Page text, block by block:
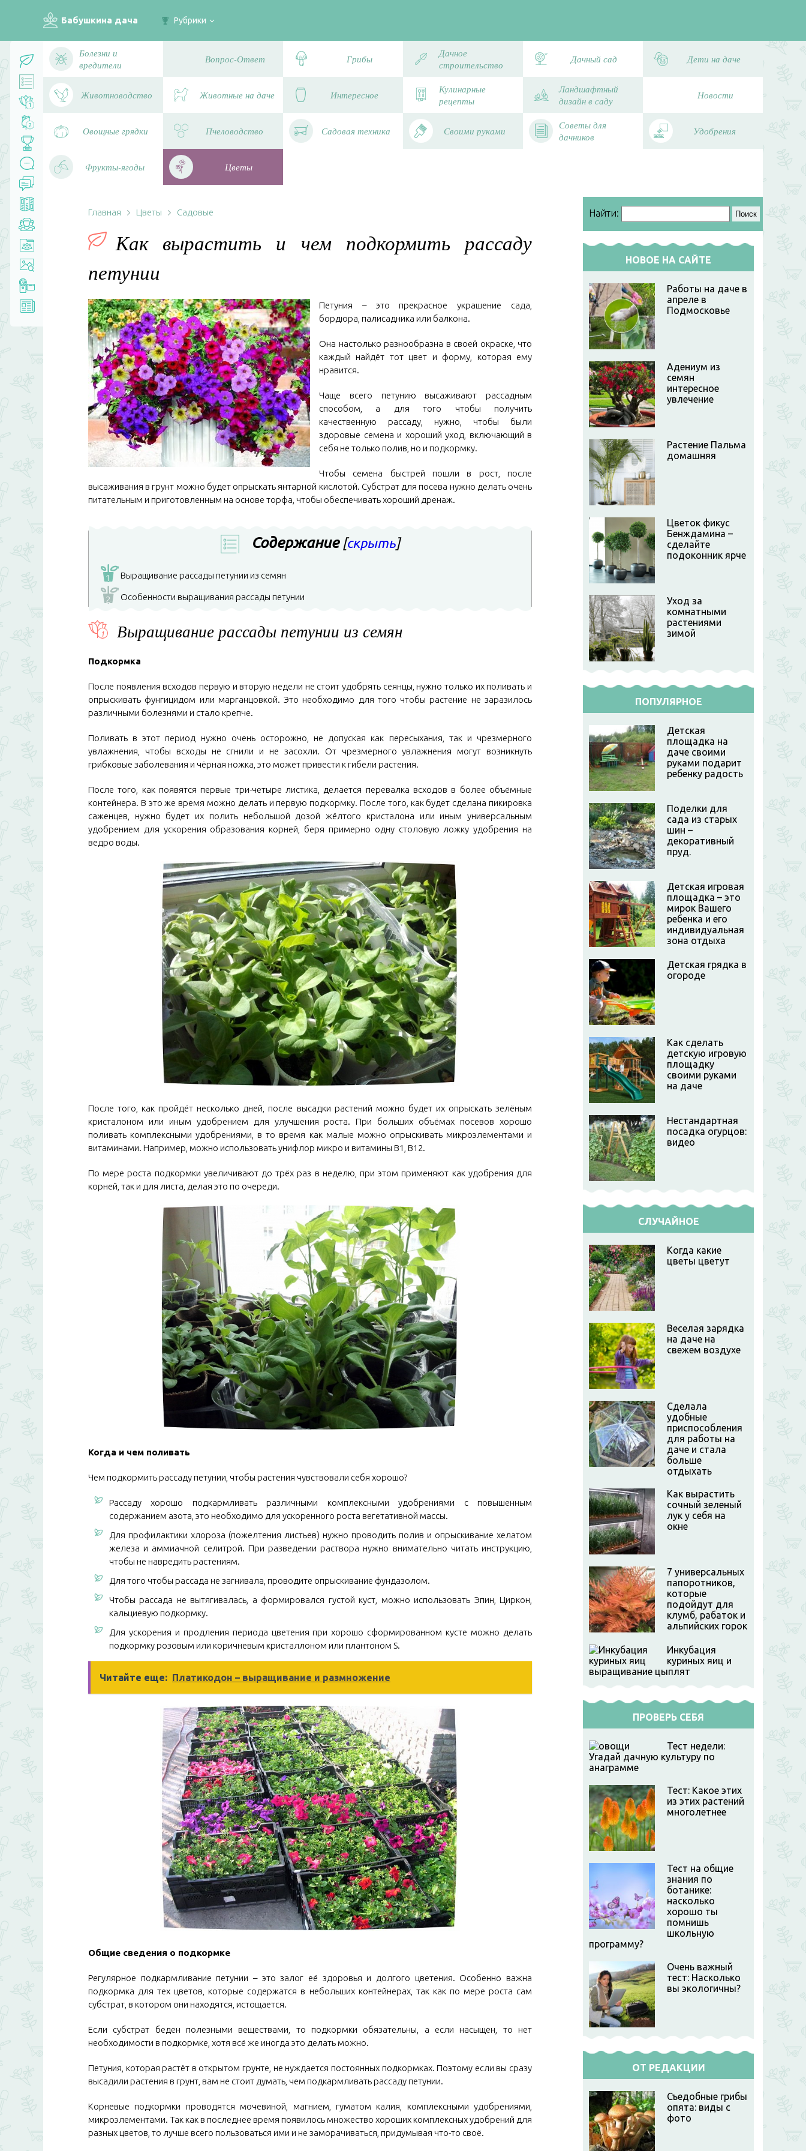
Бабушкина дача Рубрики
1
2
Болезни и
вредители
Вопрос-Ответ Грибы
Дачное
строительство
Дачный сад Дети на даче
Животноводство Животные на даче Интересное
Кулинарные
рецепты
Ландшафтный
дизайн в саду
Новости
Овощные грядки Пчеловодство Садовая техника Своими руками
Советы для
дачников
Удобрения
Фрукты-ягоды Цветы
Главная Цветы Садовые
Как вырастить и чем подкормить рассаду
петунии
Петуния – это прекрасное украшение сада,
бордюра, палисадника или балкона.
Она настолько разнообразна в своей окраске, что
каждый найдёт тот цвет и форму, которая ему
нравится.
Чаще всего петунию высаживают рассадным
способом, а для того чтобы получить
качественную рассаду, нужно, чтобы были
здоровые семена и хороший уход, включающий в
себя не только полив, но и подкормку.
Чтобы семена быстрей пошли в рост, после
высаживания в грунт можно будет опрыскать янтарной кислотой. Субстрат для посева нужно делать очень
питательным и приготовленным на основе торфа, чтобы обеспечивать хороший дренаж.
Содержание [скрыть]
1 Выращивание рассады петунии из семян
2 Особенности выращивания рассады петунии
Выращивание рассады петунии из семян
Подкормка
После появления всходов первую и вторую недели не стоит удобрять сеянцы, нужно только их поливать и
опрыскивать фунгицидом или марганцовкой. Это необходимо для того чтобы растение не заразилось
различными болезнями и стало крепче.
Поливать в этот период нужно очень осторожно, не допуская как пересыхания, так и чрезмерного
увлажнения, чтобы всходы не сгнили и не засохли. От чрезмерного увлажнения могут возникнуть
грибковые заболевания и чёрная ножка, это может привести к гибели растения.
После того, как появятся первые три-четыре листика, делается перевалка всходов в более объёмные
контейнера. В это же время можно делать и первую подкормку. После того, как будет сделана пикировка
саженцев, нужно будет их полить небольшой дозой жёлтого кристалона или иным универсальным
удобрением для ускорения образования корней, беря примерно одну столовую ложку удобрения на
ведро воды.
После того, как пройдёт несколько дней, после высадки растений можно будет их опрыскать зелёным
кристалоном или иным удобрением для улучшения роста. При больших объёмах посевов хорошо
поливать комплексными удобрениями, в то время как малые можно опрыскивать микроэлементами и
витаминами. Например, можно использовать унифлор микро и витамины В1, В12.
По мере роста подкормки увеличивают до трёх раз в неделю, при этом применяют как удобрения для
корней, так и для листа, делая это по очереди.
Когда и чем поливать
Чем подкормить рассаду петунии, чтобы растения чувствовали себя хорошо?
Рассаду хорошо подкармливать различными комплексными удобрениями с повышенным
содержанием азота, это необходимо для ускоренного роста вегетативной массы.
Для профилактики хлороза (пожелтения листьев) нужно проводить полив и опрыскивание хелатом
железа и аммиачной селитрой. При разведении раствора нужно внимательно читать инструкцию,
чтобы не навредить растениям.
Для того чтобы рассада не загнивала, проводите опрыскивание фундазолом.
Чтобы рассада не вытягивалась, а формировался густой куст, можно использовать Эпин, Циркон,
кальциевую подкормку.
Для ускорения и продления периода цветения при хорошо сформированном кусте можно делать
подкормку розовым или коричневым кристаллоном или плантоном S.
Читайте еще: Платикодон – выращивание и размножение
Общие сведения о подкормке
Регулярное подкармливание петунии – это залог её здоровья и долгого цветения. Особенно важна
подкормка для тех цветов, которые содержатся в небольших контейнерах, так как по мере роста сам
субстрат, в котором они находятся, истощается.
Если субстрат беден полезными веществами, то подкормки обязательны, а если насыщен, то нет
необходимости в подкормке, хотя всё же иногда это делать можно.
Петуния, которая растёт в открытом грунте, не нуждается постоянных подкормках. Поэтому если вы сразу
высадили растения в грунт, вам не стоит думать, чем подкармливать рассаду петунии.
Корневые подкормки проводятся мочевиной, магнием, гуматом калия, комплексными удобрениями,
микроэлементами. Так как в последнее время появилось множество хороших комплексных удобрений для
разных цветов, то лучше всего пользоваться ими и не заморачиваться, придумывая что-то своё.
Найти:
НОВОЕ НА САЙТЕ
Работы на даче в
апреле в
Подмосковье
Адениум из
семян
интересное
увлечение
Растение Пальма
домашняя
Цветок фикус
Бенждамина –
сделайте
подоконник ярче
Уход за
комнатными
растениями
зимой
ПОПУЛЯРНОЕ
Детская
площадка на
даче своими
руками подарит
ребенку радость
Поделки для
сада из старых
шин –
декоративный
пруд.
Детская игровая
площадка – это
мирок Вашего
ребенка и его
индивидуальная
зона отдыха
Детская грядка в
огороде
Как сделать
детскую игровую
площадку
своими руками
на даче
Нестандартная
посадка огурцов:
видео
СЛУЧАЙНОЕ
Когда какие
цветы цветут
Веселая зарядка
на даче на
свежем воздухе
Сделала
удобные
приспособления
для работы на
даче и стала
больше
отдыхать
Как вырастить
сочный зеленый
лук у себя на
окне
7 универсальных
папоротников,
которые
подойдут для
клумб, рабаток и
альпийских горок
Инкубация
куриных яиц и
выращивание цыплят
ПРОВЕРЬ СЕБЯ
Тест недели:
Угадай дачную культуру по
анаграмме
Тест: Какое этих
из этих растений
многолетнее
Тест на общие
знания по
ботанике:
насколько
хорошо ты
помнишь
школьную
программу?
Очень важный
тест: Насколько
вы экологичны?
ОТ РЕДАКЦИИ
Съедобные грибы
опята: виды с
фото